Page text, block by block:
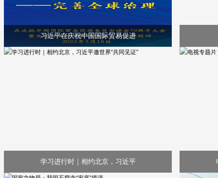
习近平在庆祝中国国际贸易促进
学习进行时｜相约北京，习近平